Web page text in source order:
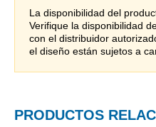
La disponibilidad del
Verifique la disponibilidad
con el distribuidor
el diseño están sujetos a
PRODUCTOS